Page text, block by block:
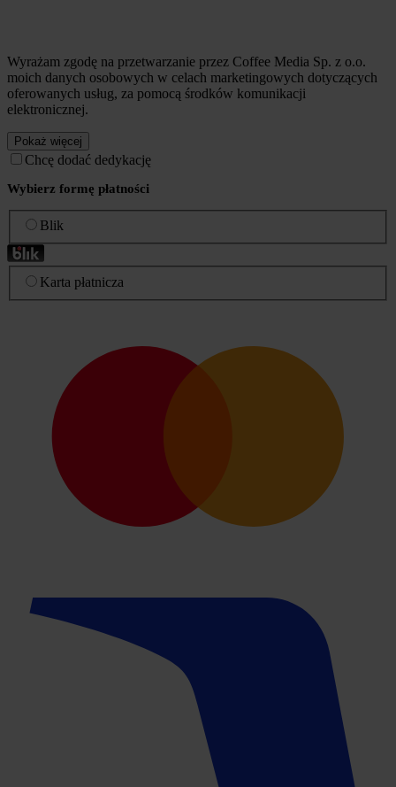
Wyrażam zgodę na przetwarzanie przez Coffee Media Sp. z o.o.
moich danych osobowych w celach marketingowych dotyczących
oferowanych usług, za pomocą środków komunikacji
elektronicznej.
Pokaż więcej
Chcę dodać dedykację
Wybierz formę płatności
Blik
Karta płatnicza